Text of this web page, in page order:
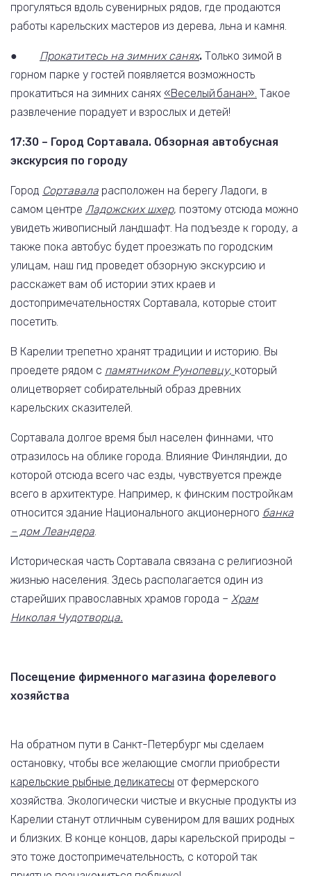
прогуляться вдоль сувенирных рядов, где продаются
работы карельских мастеров из дерева, льна и камня.
● Прокатитесь на зимних санях. Только зимой в
горном парке у гостей появляется возможность
прокатиться на зимних санях «Веселый банан». Такое
развлечение порадует и взрослых и детей!
17:30 – Город Сортавала. Обзорная автобусная
экскурсия по городу
Город Сортавала расположен на берегу Ладоги, в
самом центре Ладожских шхер, поэтому отсюда можно
увидеть живописный ландшафт. На подъезде к городу, а
также пока автобус будет проезжать по городским
улицам, наш гид проведет обзорную экскурсию и
расскажет вам об истории этих краев и
достопримечательностях Сортавала, которые стоит
посетить.
В Карелии трепетно хранят традиции и историю. Вы
проедете рядом с памятником Рунопевцу, который
олицетворяет собирательный образ древних
карельских сказителей.
Сортавала долгое время был населен финнами, что
отразилось на облике города. Влияние Финляндии, до
которой отсюда всего час езды, чувствуется прежде
всего в архитектуре. Например, к финским постройкам
относится здание Национального акционерного банка
– дом Леандера.
Историческая часть Сортавала связана с религиозной
жизнью населения. Здесь располагается один из
старейших православных храмов города – Храм
Николая Чудотворца.
Посещение фирменного магазина форелевого
хозяйства
На обратном пути в Санкт-Петербург мы сделаем
остановку, чтобы все желающие смогли приобрести
карельские рыбные деликатесы от фермерского
хозяйства. Экологически чистые и вкусные продукты из
Карелии станут отличным сувениром для ваших родных
и близких. В конце концов, дары карельской природы –
это тоже достопримечательность, с которой так